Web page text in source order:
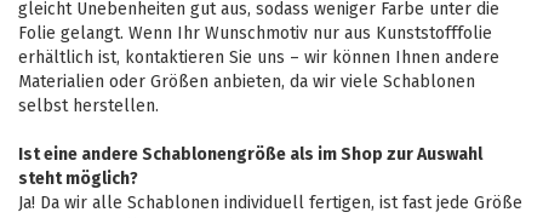
gleicht Unebenheiten gut aus, sodass weniger Farbe unter die
Folie gelangt. Wenn Ihr Wunschmotiv nur aus Kunststofffolie
erhältlich ist, kontaktieren Sie uns – wir können Ihnen andere
Materialien oder Größen anbieten, da wir viele Schablonen
selbst herstellen.
Ist eine andere Schablonengröße als im Shop zur Auswahl
steht möglich?
Ja! Da wir alle Schablonen individuell fertigen, ist fast jede Größe